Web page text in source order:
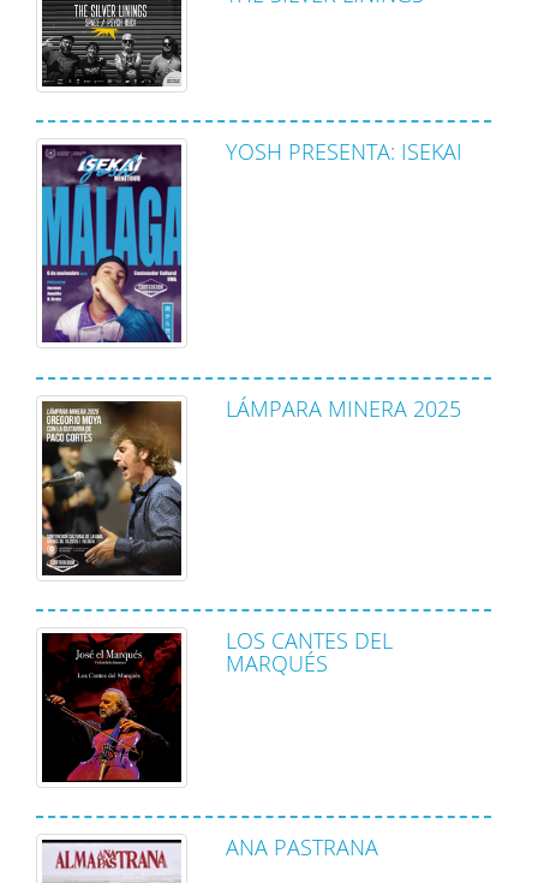
YOSH PRESENTA: ISEKAI
LÁMPARA MINERA 2025
LOS CANTES DEL
MARQUÉS
ANA PASTRANA